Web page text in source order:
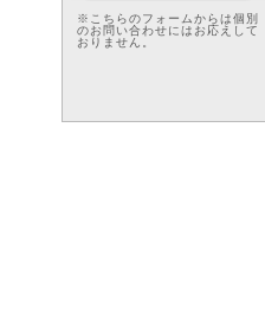
※こちらのフォームからは個別
のお問い合わせにはお応えして
おりません。